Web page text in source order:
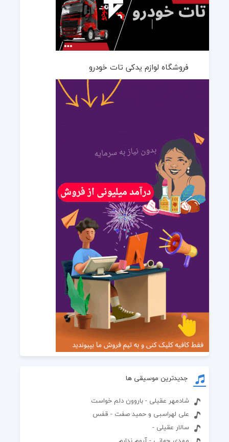
فروشگاه لوازم یدکی تات خودرو
جدیدترین موسیقی ها
شادمهر عقیلی - باروون دلم خواست
علی لهراسبی و حمید صفت - قفس
سالار عقیلی -